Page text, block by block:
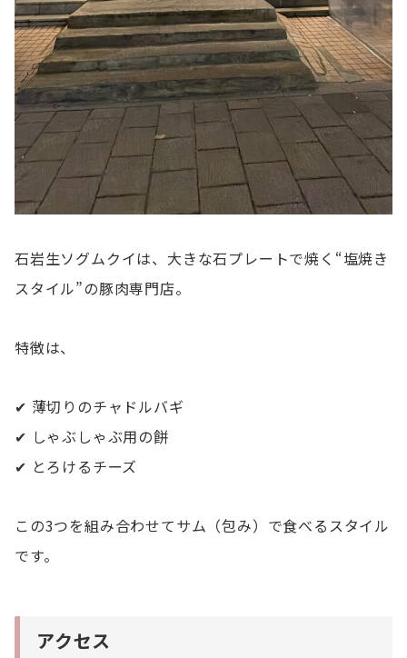
石岩生ソグムクイは、大きな石プレートで焼く“塩焼き
スタイル”の豚肉専門店。
特徴は、
✔ 薄切りのチャドルバギ
✔ しゃぶしゃぶ用の餅
✔ とろけるチーズ
この3つを組み合わせてサム（包み）で食べるスタイル
です。
アクセス